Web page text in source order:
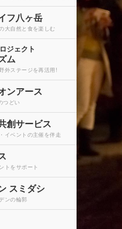
フ八ヶ岳
大自然と食を楽しむ
ジェクト
ム
外ステージを再活用!
ンアース
つどい
創サービス
イベントの主催を伴走
トをサポート
スミダシ
ンの輪郭